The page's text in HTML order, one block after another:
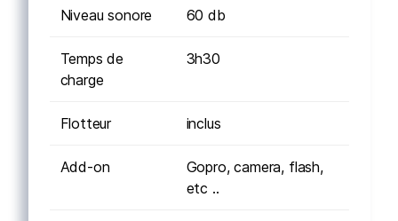
Niveau sonore 60 db
Temps de
charge
3h30
Flotteur inclus
Add-on
Gopro, camera, flash,
etc ..